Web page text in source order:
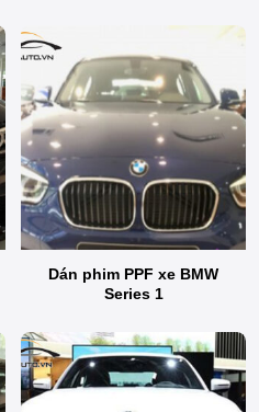
Dán phim PPF xe BMW
Series 1